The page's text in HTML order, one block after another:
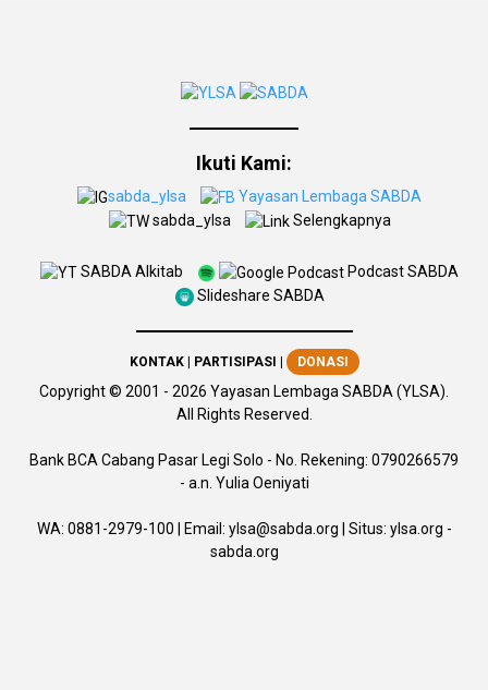
Ikuti Kami:
sabda_ylsa
Yayasan Lembaga SABDA
sabda_ylsa
Selengkapnya
SABDA Alkitab
Podcast SABDA
Slideshare SABDA
KONTAK| PARTISIPASI | DONASI
Copyright© 2001 - 2026 Yayasan Lembaga SABDA (YLSA).
All Rights Reserved.
Bank BCA Cabang Pasar Legi Solo - No. Rekening: 0790266579
- a.n. Yulia Oeniyati
WA: 0881-2979-100 | Email: ylsa@sabda.org | Situs: ylsa.org -
sabda.org